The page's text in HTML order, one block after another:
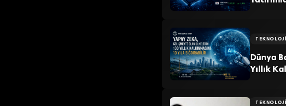
TEKNOLOJI
Dünya
Yıllık
TEKNOLOJI